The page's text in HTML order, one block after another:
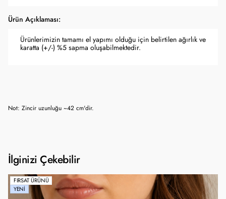
Ürün Açıklaması:
Ürünlerimizin tamamı el yapımı olduğu için belirtilen ağırlık ve
karatta (+/-) %5 sapma oluşabilmektedir.
Not: Zincir uzunluğu ~42 cm'dir.
İlginizi Çekebilir
FIRSAT ÜRÜNÜ
YENI